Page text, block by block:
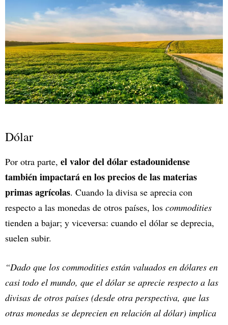
Dólar
Por otra parte, el valor del dólar estadounidense
también impactará en los precios de las materias
primas agrícolas. Cuando la divisa se aprecia con
respecto a las monedas de otros países, los commodities
tienden a bajar; y viceversa: cuando el dólar se deprecia,
suelen subir.
“Dado que los commodities están valuados en dólares en
casi todo el mundo, que el dólar se aprecie respecto a las
divisas de otros países (desde otra perspectiva, que las
otras monedas se deprecien en relación al dólar) implica